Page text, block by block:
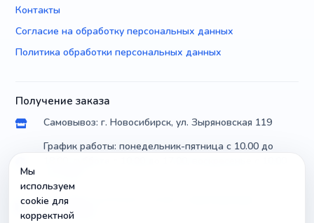
Контакты
Согласие на обработку персональных данных
Политика обработки персональных данных
Получение заказа
Самовывоз: г. Новосибирск, ул. Зыряновская 119
График работы: понедельник-пятница с 10.00 до
Доставка по России почтой и транспортными
компаниями
Мы
используем
cookie для
корректной